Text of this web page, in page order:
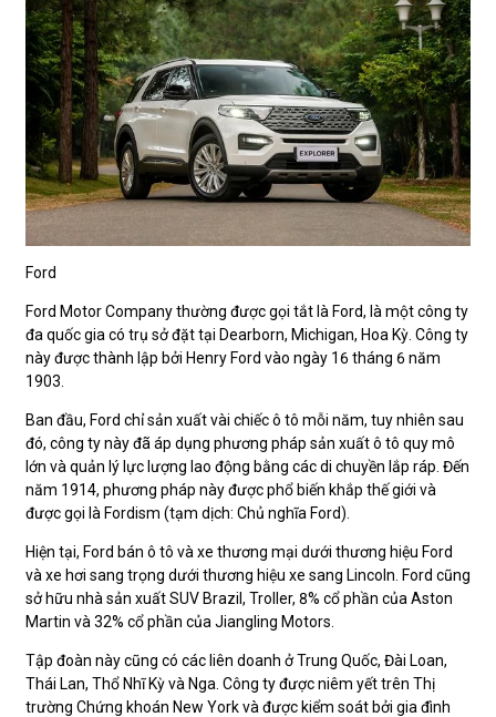
Ford
Ford Motor Company thường được gọi tắt là Ford, là một công ty
đa quốc gia có trụ sở đặt tại Dearborn, Michigan, Hoa Kỳ. Công ty
này được thành lập bởi Henry Ford vào ngày 16 tháng 6 năm
1903.
Ban đầu, Ford chỉ sản xuất vài chiếc ô tô mỗi năm, tuy nhiên sau
đó, công ty này đã áp dụng phương pháp sản xuất ô tô quy mô
lớn và quản lý lực lượng lao động bằng các di chuyền lắp ráp. Đến
năm 1914, phương pháp này được phổ biến khắp thế giới và
được gọi là Fordism (tạm dịch: Chủ nghĩa Ford).
Hiện tại, Ford bán ô tô và xe thương mại dưới thương hiệu Ford
và xe hơi sang trọng dưới thương hiệu xe sang Lincoln. Ford cũng
sở hữu nhà sản xuất SUV Brazil, Troller, 8% cổ phần của Aston
Martin và 32% cổ phần của Jiangling Motors.
Tập đoàn này cũng có các liên doanh ở Trung Quốc, Đài Loan,
Thái Lan, Thổ Nhĩ Kỳ và Nga. Công ty được niêm yết trên Thị
trường Chứng khoán New York và được kiểm soát bởi gia đình